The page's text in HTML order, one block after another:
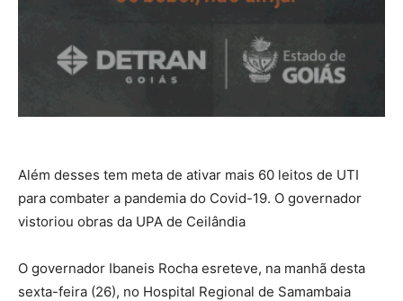
Além desses tem meta de ativar mais 60 leitos de UTI
para combater a pandemia do Covid-19. O governador
vistoriou obras da UPA de Ceilândia
O governador Ibaneis Rocha esreteve, na manhã desta
sexta-feira (26), no Hospital Regional de Samambaia